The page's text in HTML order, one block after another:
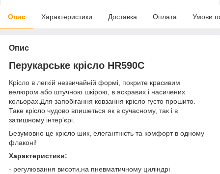
Опис Характеристики Доставка Оплата Умови
Опис
Перукарське крісло HR590C
Крісло в легкій незвичайній формі, покрите красивим
велюром або штучною шкірою, в яскравих і насичених
кольорах.Для запобігання ковзання крісло густо прошито.
Таке крісло чудово впишеться як в сучасному, так і в
затишному інтер'єрі.
Безумовно це крісло шик, елегантність та комфорт в одному
флаконі!
Характеристики:
- регулювання висоти,на пневматичному циліндрі